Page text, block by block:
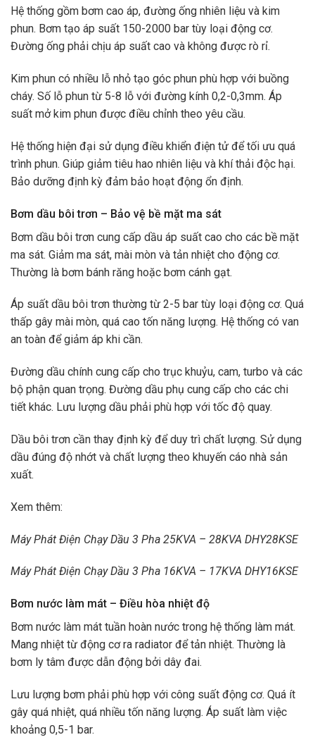
Hệ thống gồm bơm cao áp, đường ống nhiên liệu và kim
phun. Bơm tạo áp suất 150-2000 bar tùy loại động cơ.
Đường ống phải chịu áp suất cao và không được rò rỉ.
Kim phun có nhiều lỗ nhỏ tạo góc phun phù hợp với buồng
cháy. Số lỗ phun từ 5-8 lỗ với đường kính 0,2-0,3mm. Áp
suất mở kim phun được điều chỉnh theo yêu cầu.
Hệ thống hiện đại sử dụng điều khiển điện tử để tối ưu quá
trình phun. Giúp giảm tiêu hao nhiên liệu và khí thải độc hại.
Bảo dưỡng định kỳ đảm bảo hoạt động ổn định.
Bơm dầu bôi trơn – Bảo vệ bề mặt ma sát
Bơm dầu bôi trơn cung cấp dầu áp suất cao cho các bề mặt
ma sát. Giảm ma sát, mài mòn và tản nhiệt cho động cơ.
Thường là bơm bánh răng hoặc bơm cánh gạt.
Áp suất dầu bôi trơn thường từ 2-5 bar tùy loại động cơ. Quá
thấp gây mài mòn, quá cao tốn năng lượng. Hệ thống có van
an toàn để giảm áp khi cần.
Đường dầu chính cung cấp cho trục khuỷu, cam, turbo và các
bộ phận quan trọng. Đường dầu phụ cung cấp cho các chi
tiết khác. Lưu lượng dầu phải phù hợp với tốc độ quay.
Dầu bôi trơn cần thay định kỳ để duy trì chất lượng. Sử dụng
dầu đúng độ nhớt và chất lượng theo khuyến cáo nhà sản
xuất.
Xem thêm:
Máy Phát Điện Chạy Dầu 3 Pha 25KVA – 28KVA DHY28KSE
Máy Phát Điện Chạy Dầu 3 Pha 16KVA – 17KVA DHY16KSE
Bơm nước làm mát – Điều hòa nhiệt độ
Bơm nước làm mát tuần hoàn nước trong hệ thống làm mát.
Mang nhiệt từ động cơ ra radiator để tản nhiệt. Thường là
bơm ly tâm được dẫn động bởi dây đai.
Lưu lượng bơm phải phù hợp với công suất động cơ. Quá ít
gây quá nhiệt, quá nhiều tốn năng lượng. Áp suất làm việc
khoảng 0,5-1 bar.